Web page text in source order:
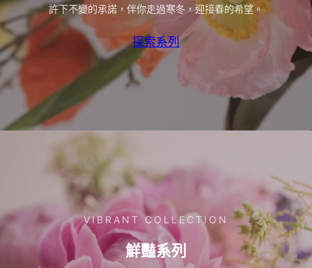
許下不變的承諾，伴你走過寒冬，迎接春的希望。
探索系列
VIBRANT COLLECTION
鮮豔系列